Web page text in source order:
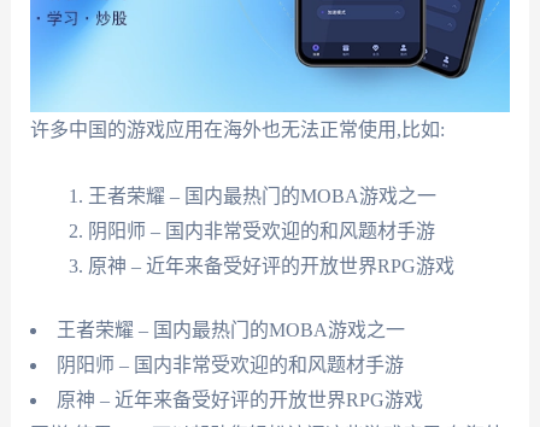
许多中国的游戏应用在海外也无法正常使用,比如:
王者荣耀 – 国内最热门的MOBA游戏之一
阴阳师 – 国内非常受欢迎的和风题材手游
原神 – 近年来备受好评的开放世界RPG游戏
王者荣耀 – 国内最热门的MOBA游戏之一
阴阳师 – 国内非常受欢迎的和风题材手游
原神 – 近年来备受好评的开放世界RPG游戏